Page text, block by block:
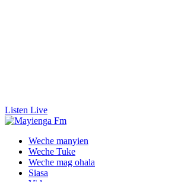
Listen Live
Weche manyien
Weche Tuke
Weche mag ohala
Siasa